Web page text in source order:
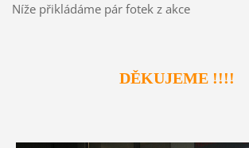
Níže přikládáme pár fotek z akce
DĚKUJEME !!!!